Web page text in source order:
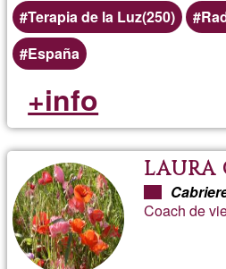
Terapia de la Luz(250)
España
+info
Coach de